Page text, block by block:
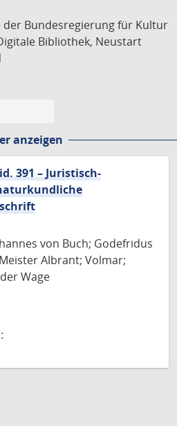
der Bundesregierung für Kultur
Bibliothek, Neustart
anzeigen
391 – Juristisch-
von Buch; Godefridus
Albrant; Volmar;
Wage